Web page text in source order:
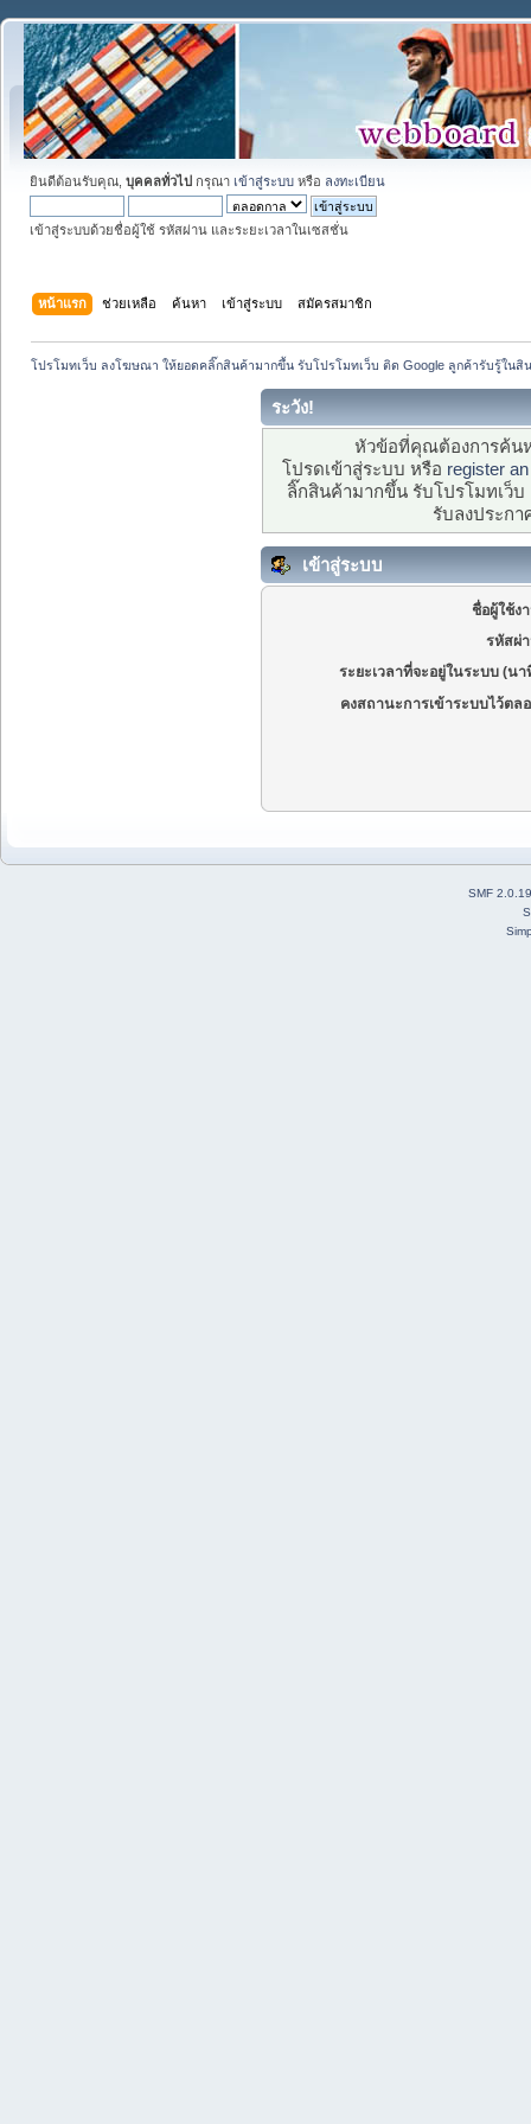
ยินดีต้อนรับคุณ, บุคคลทั่วไป กรุณา เข้าสู่ระบบ หรือ ลงทะเบียน
เข้าสู่ระบบด้วยชื่อผู้ใช้ รหัสผ่าน และระยะเวลาในเซสชั่น
หน้าแรก ช่วยเหลือ ค้นหา เข้าสู่ระบบ สมัครสมาชิก
โปรโมทเว็บ ลงโฆษณา ให้ยอดคลิ๊กสินค้ามากขึ้น รับโปรโมทเว็บ ติด Google ลูกค้ารับรู้ใน
ระวัง!
หัวข้อที่คุณต้องการค้น
โปรดเข้าสู่ระบบ หรือ register
ลิ๊กสินค้ามากขึ้น รับโปรโมทเว็
รับลงประก
เข้าสู่ระบบ
ชื่อผู้ใช้ง
รหัสผ่
ระยะเวลาที่จะอยู่ในระบบ (นา
คงสถานะการเข้าระบบไว้ตล
SMF 2.0.19